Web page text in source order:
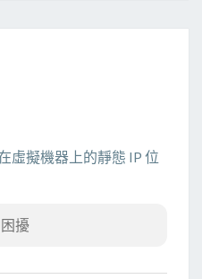
虛擬機器上的靜態 IP 位
擾